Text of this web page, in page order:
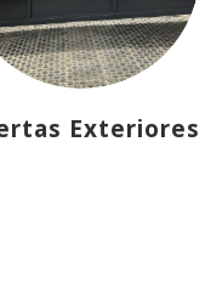
Exteriores